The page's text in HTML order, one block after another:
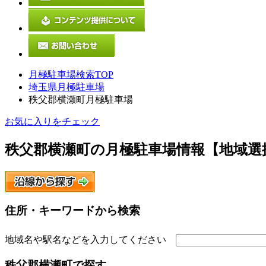
月極駐車場検索TOP
埼玉県月極駐車場
秩父郡横瀬町月極駐車場
お気に入りをチェック
秩父郡横瀬町の月極駐車場情報【地域選
住所・キーワードから検索
地域名や駅名などを入力してください